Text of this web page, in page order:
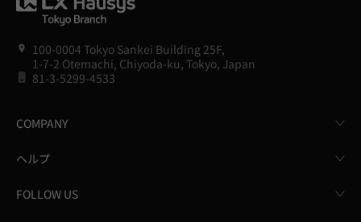
100-0004 Tokyo Sankei Building 25F,
1-7-2 Otemachi, Chiyoda-ku, Tokyo, Japan
81-3-5299-4533
COMPANY
ヘルプ
FOLLOW US